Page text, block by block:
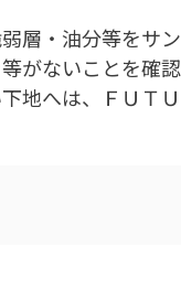
層・油分等をサ
がないことを確
地へは、ＦＵＴ